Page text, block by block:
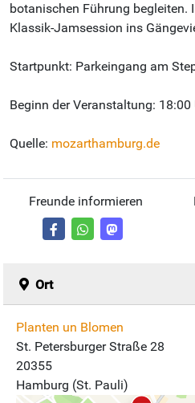
botanischen Führung begleiten.
Klassik-Jamsession ins
Startpunkt: Parkeingang am
Beginn der Veranstaltung: 18:00
Quelle: mozarthamburg.de
Freunde informieren
Ort
Planten un Blomen
St. Petersburger Straße 28
20355
Hamburg (St. Pauli)